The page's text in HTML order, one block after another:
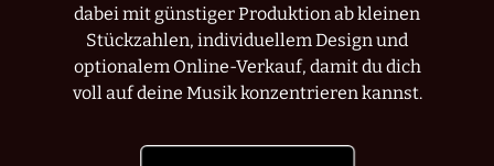
dabei mit günstiger Produktion ab kleinen
Stückzahlen, individuellem Design und
optionalem Online-Verkauf, damit du dich
voll auf deine Musik konzentrieren kannst.